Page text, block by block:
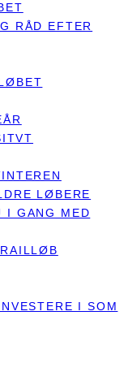
RÅD EFTER
LØBERE
I GANG MED
I SOM